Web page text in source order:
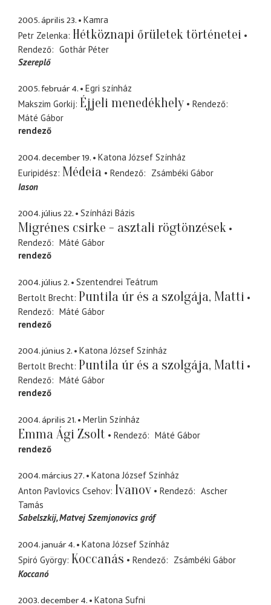
2005. április 23.
Kamra
Petr Zelenka Hétköznapi őrületek történetei
Rendező
Gothár Péter
Szereplő
2005. február 4.
Egri színház
Makszim Gorkij Éjjeli menedékhely
Rendező
Máté Gábor
rendező
2004. december 19.
Katona József Színház
Euripidész Médeia Rendező
Zsámbéki Gábor
Iason
2004. július 22. Színházi Bázis
Migrénes csirke - asztali rögtönzések
Rendező
Máté Gábor
rendező
2004. július 2.
Szentendrei Teátrum
Bertolt Brecht Puntila úr és a szolgája, Matti
Rendező
Máté Gábor
rendező
2004. június 2.
Katona József Színház
Bertolt Brecht Puntila úr és a szolgája, Matti
Rendező
Máté Gábor
rendező
2004. április 21. Merlin Színház
Emma Ági Zsolt Rendező
Máté Gábor
rendező
2004. március 27.
Katona József Színház
Anton Pavlovics Csehov Ivanov Rendező
Ascher
Tamás
Sabelszkij Matvej Szemjonovics gróf
2004. január 4.
Katona József Színház
Spiró György Koccanás Rendező
Zsámbéki Gábor
Koccanó
2003. december 4. Katona Sufni